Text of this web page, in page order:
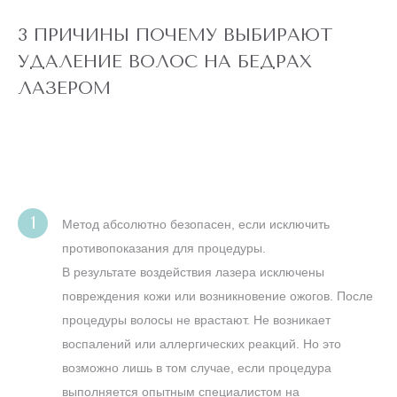
подмышки, малая
зона) действует
клиентов
5 ДНЕЙ
до
конца акции
3 ПРИЧИНЫ ПОЧЕМУ ВЫБИРАЮТ
УДАЛЕНИЕ ВОЛОС НА БЕДРАХ
ЛАЗЕРОМ
Метод абсолютно безопасен, если исключить
противопоказания для процедуры.
В результате воздействия лазера исключены
повреждения кожи или возникновение ожогов. После
процедуры волосы не врастают. Не возникает
воспалений или аллергических реакций. Но это
возможно лишь в том случае, если процедура
выполняется опытным специалистом на